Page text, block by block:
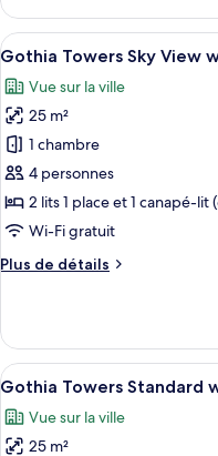
with
sofa
bed
le
type
de
Gothia
Towers
Standard
with
sofa
bed
Afficher
toutes
les
photos
pour
ce
type
de
chambre :
Gothia
View
with
sofa
bed
9
Gothia Towers Sky View
Vue sur la ville
25 m²
1 chambre
4 personnes
2 lits 1 place et 1 canapé-lit
Wi-Fi gratuit
Plus de détails
Plus
le
type
de
Gothia
Towers
Afficher
toutes
les
photos
6
Gothia Towers Standard
Vue sur la ville
25 m²